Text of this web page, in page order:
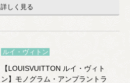
詳しく見る
ルイ・ヴィトン
【LOUISVUITTON ルイ・ヴィト
ン】モノグラム・アンプラントラ